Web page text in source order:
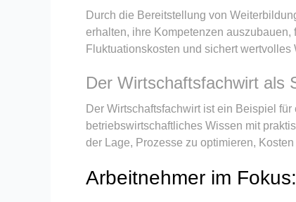
Durch die Bereitstellung von
erhalten, ihre Kompetenzen
Fluktuationskosten und sichert wertvolles
Der Wirtschaftsfachwirt als
Der Wirtschaftsfachwirt ist ein Beispiel
betriebswirtschaftliches Wissen mit
der Lage, Prozesse zu optimieren,
Arbeitnehmer im